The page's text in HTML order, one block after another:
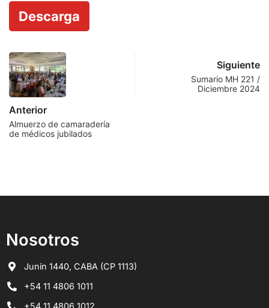
Descarga
Anterior
Almuerzo de camaradería
de médicos jubilados
Siguiente
Sumario MH 221 /
Diciembre 2024
Nosotros
Junín 1440, CABA (CP 1113)
+54 11 4806 1011
+54 11 4806 1012